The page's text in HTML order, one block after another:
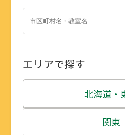
エリアで探す
北海道・
北海道
関東